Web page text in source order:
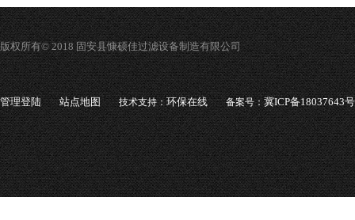
版权所有© 2018 固安县慷硕佳过滤设备制造有限公司
管理登陆 站点地图 技术支持：环保在线 备案号：冀ICP备18037643